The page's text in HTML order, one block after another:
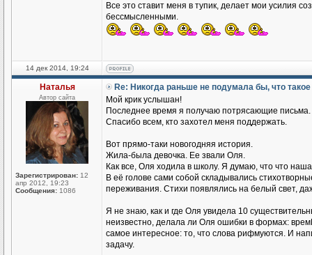
Все это ставит меня в тупик, делает мои усилия
бессмысленными.
14 дек 2014, 19:24
Наталья
Автор сайта
Зарегистрирован: 12
апр 2012, 19:23
Сообщения: 1086
Re: Никогда раньше не подумала бы, что
Мой крик услышан!
Последнее время я получаю потрясающие письма.
Спасибо всем, кто захотел меня поддержать.
Вот прямо-таки новогодняя история.
Жила-была девочка. Ее звали Оля.
Как все, Оля ходила в школу. Я думаю, что что
В её голове сами собой складывались
переживания. Стихи появлялись на белый свет,
Я не знаю, как и где Оля увидела 10
неизвестно, делала ли Оля ошибки в формах:
самое интересное: то, что слова рифмуются. И
задачу.